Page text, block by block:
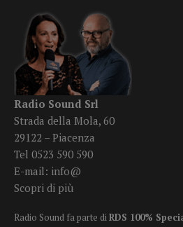
Radio Sound Srl
Strada della Mola, 60
29122 – Piacenza
Tel 0523 590 590
E-mail: info@
Scopri di più
Radio Sound fa parte diRDS 100%